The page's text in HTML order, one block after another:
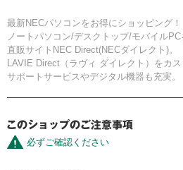
最新NECパソコンをお得にショッピング！
ノートパソコン/デスクトップ/モバイル
直販サイトNEC Direct(NECダイレクト)。
LAVIE Direct（ラヴィ ダイレクト）をカス
サポートサービスやデジタル機器も充実。
必ずご確認ください